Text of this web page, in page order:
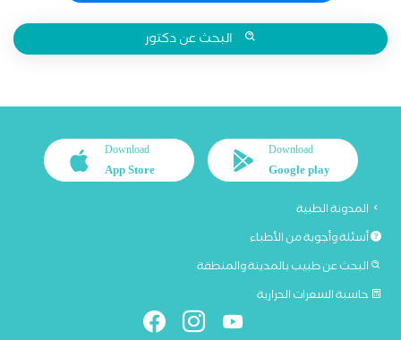
البحث عن دكتور
Download
Google play
Download
App Store
المدونة الطبية
أسئلة وأجوبة من الأطباء
البحث عن طبيب بالمدينة والمنطقة
حاسبة السعرات الحرارية